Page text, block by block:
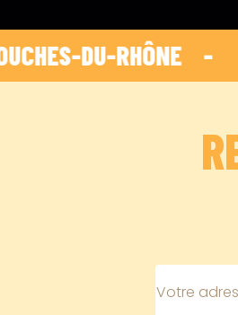
DU-RHÔNE    - HOP
Votre